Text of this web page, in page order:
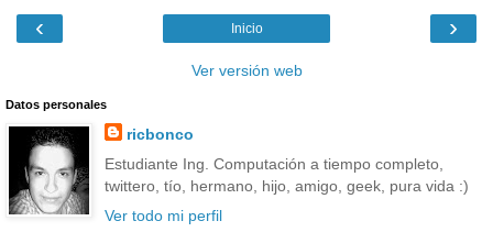
‹ ›
Inicio
Ver versión web
Datos personales
ricbonco
Estudiante Ing. Computación a tiempo completo,
twittero, tío, hermano, hijo, amigo, geek, pura vida :)
Ver todo mi perfil